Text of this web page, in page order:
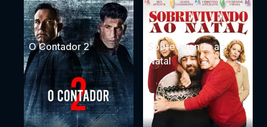
O Contador 2
Sobrevivendo ao
Natal